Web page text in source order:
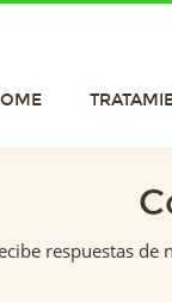
respuestas de